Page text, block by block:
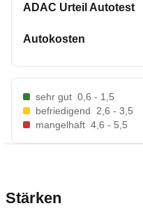
ADAC Urteil Autotest
Autokosten
sehr gut 0,6 - 1,5
befriedigend
2,6 - 3,5
mangelhaft 4,6 - 5,5
Stärken